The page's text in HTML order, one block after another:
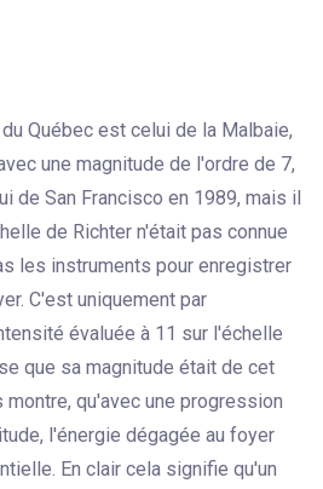
Québec est celui de la Malbaie,
une magnitude de l'ordre de 7,
de San Francisco en 1989, mais il
de Richter n'était pas connue
les instruments pour enregistrer
C'est uniquement par
évaluée à 11 sur l'échelle
que sa magnitude était de cet
qu'avec une progression
l'énergie dégagée au foyer
En clair cela signifie qu'un